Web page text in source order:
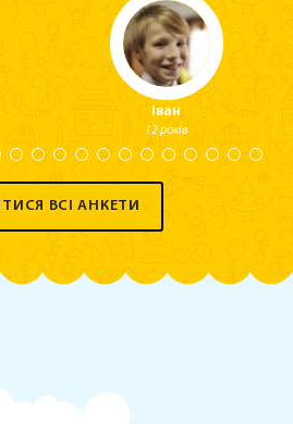
Іван
12 років
ВСІ АНКЕТИ